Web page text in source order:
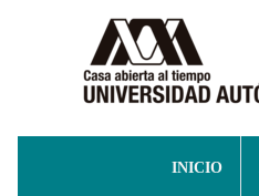
INICIO